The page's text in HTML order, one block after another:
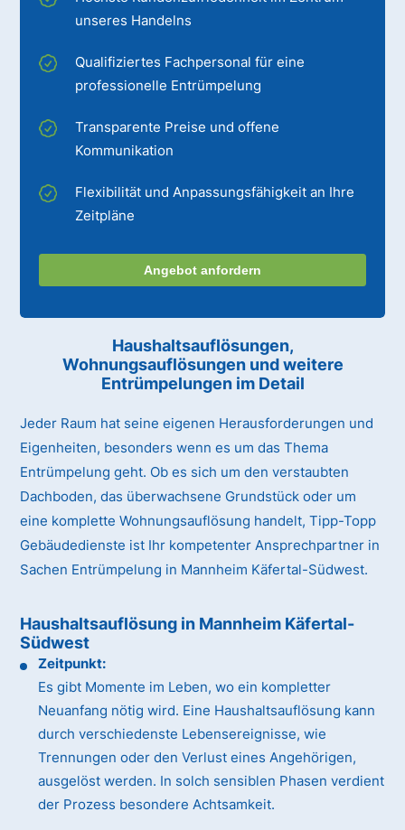
unseres Handelns
Qualifiziertes Fachpersonal für eine
professionelle Entrümpelung
Transparente Preise und offene
Kommunikation
Flexibilität und Anpassungsfähigkeit an Ihre
Zeitpläne
Angebot anfordern
Haushaltsauflösungen,
Wohnungsauflösungen und weitere
Entrümpelungen im Detail
Jeder Raum hat seine eigenen Herausforderungen und
Eigenheiten, besonders wenn es um das Thema
Entrümpelung geht. Ob es sich um den verstaubten
Dachboden, das überwachsene Grundstück oder um
eine komplette Wohnungsauflösung handelt, Tipp-Topp
Gebäudedienste ist Ihr kompetenter Ansprechpartner in
Sachen Entrümpelung in Mannheim Käfertal-Südwest.
Haushaltsauflösung in Mannheim Käfertal-
Südwest
Zeitpunkt:
Es gibt Momente im Leben, wo ein kompletter
Neuanfang nötig wird. Eine Haushaltsauflösung kann
durch verschiedenste Lebensereignisse, wie
Trennungen oder den Verlust eines Angehörigen,
ausgelöst werden. In solch sensiblen Phasen verdient
der Prozess besondere Achtsamkeit.